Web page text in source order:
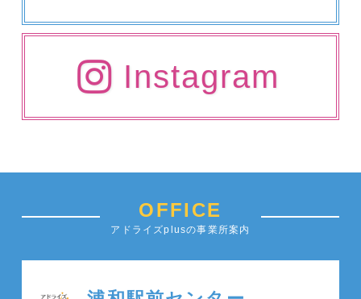
Instagram
OFFICE
アドライズplusの事業所案内